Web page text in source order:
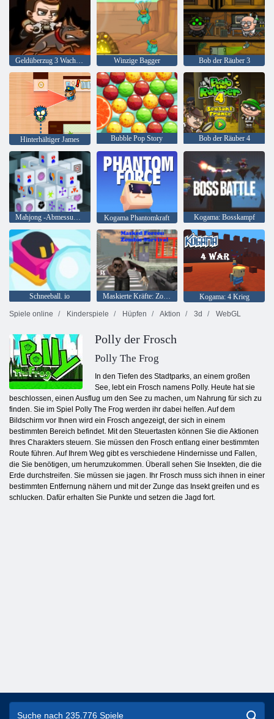
Geldüberzug 3 Wachdienst Winzige Bagger Bob der Räuber 3
Hinterhältiger James Bubble Pop Story Bob der Räuber 4
Mahjong -Abmessungen 15 Minuten Kogama Phantomkraft Kogama: Bosskampf
Schneeball. io Maskierte Kräfte: Zombie-Überleben
Kogama: 4 Krieg
Spiele online
Kinderspiele Hüpfen Aktion 3d WebGL
Polly der Frosch
Polly The Frog
In den Tiefen des Stadtparks, an einem großen
See, lebt ein Frosch namens Polly. Heute hat sie
beschlossen, einen Ausflug um den See zu machen, um Nahrung für sich zu
finden. Sie im Spiel Polly The Frog werden ihr dabei helfen. Auf dem
Bildschirm vor Ihnen wird ein Frosch angezeigt, der sich in einem
bestimmten Bereich befindet. Mit den Steuertasten können Sie die Aktionen
Ihres Charakters steuern. Sie müssen den Frosch entlang einer bestimmten
Route führen. Auf Ihrem Weg gibt es verschiedene Hindernisse und Fallen,
die Sie benötigen, um herumzukommen. Überall sehen Sie Insekten, die die
Erde durchstreifen. Sie müssen sie jagen. Ihr Frosch muss sich ihnen in einer
bestimmten Entfernung nähern und mit der Zunge das Insekt greifen und es
schlucken. Dafür erhalten Sie Punkte und setzen die Jagd fort.